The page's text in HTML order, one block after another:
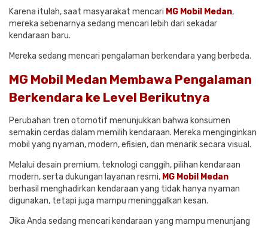
Karena itulah, saat masyarakat mencari MG Mobil Medan,
mereka sebenarnya sedang mencari lebih dari sekadar
kendaraan baru.
Mereka sedang mencari pengalaman berkendara yang berbeda.
MG Mobil Medan Membawa Pengalaman
Berkendara ke Level Berikutnya
Perubahan tren otomotif menunjukkan bahwa konsumen
semakin cerdas dalam memilih kendaraan. Mereka menginginkan
mobil yang nyaman, modern, efisien, dan menarik secara visual.
Melalui desain premium, teknologi canggih, pilihan kendaraan
modern, serta dukungan layanan resmi, MG Mobil Medan
berhasil menghadirkan kendaraan yang tidak hanya nyaman
digunakan, tetapi juga mampu meninggalkan kesan.
Jika Anda sedang mencari kendaraan yang mampu menunjang